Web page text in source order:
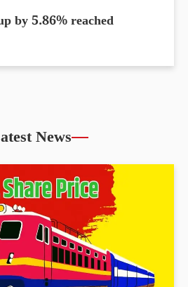
by 5.86% reached
News